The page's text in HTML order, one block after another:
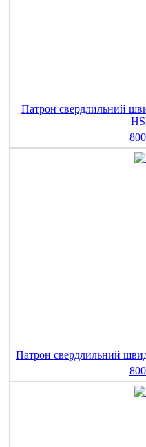
Патрон свердлильний
Патрон свердлильний